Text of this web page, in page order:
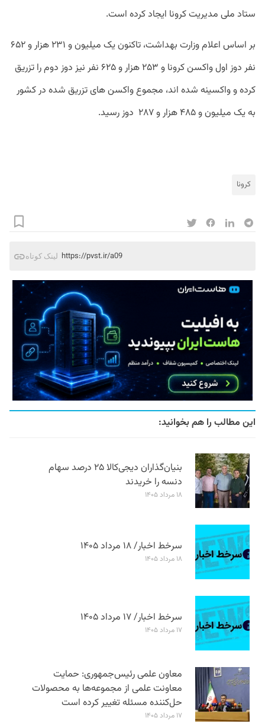
ستاد ملی مدیریت کرونا ایجاد کرده است.
بر اساس اعلام وزارت بهداشت، تاکنون یک میلیون و ۲۳۱ هزار و ۶۵۲
نفر دوز اول واکسن کرونا و ۲۵۳ هزار و ۶۲۵ نفر نیز دوز دوم را تزریق
کرده و واکسینه شده اند، مجموع واکسن های تزریق شده در کشور
به یک میلیون و ۴۸۵ هزار و ۲۸۷ دوز رسید.
کرونا
لینک کوتاه https://pvst.ir/a09
این مطالب را هم بخوانید:
بنیان‌گذاران دیجی‌کالا ۲۵ درصد سهام
دنسه را خریدند
۱۸ مرداد ۱۴۰۵
سرخط اخبار/ ۱۸ مرداد ۱۴۰۵
۱۸ مرداد ۱۴۰۵
سرخط اخبار/ ۱۷ مرداد ۱۴۰۵
۱۷ مرداد ۱۴۰۵
معاون علمی رئیس‌جمهوری: حمایت
معاونت علمی از مجموعه‌ها به محصولات
حل‌کننده مسئله تغییر کرده است
۱۷ مرداد ۱۴۰۵